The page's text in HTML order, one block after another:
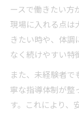
ースで働きたい方
現場に入れる点は
きたい時や、体
なく続けやすい特
また、未経験者
寧な指導体制が整
す。これにより、